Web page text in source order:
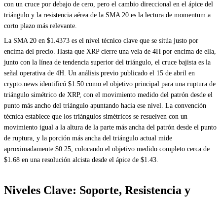
con un cruce por debajo de cero, pero el cambio direccional en el ápice del
triángulo y la resistencia aérea de la SMA 20 es la lectura de momentum a
corto plazo más relevante.
La SMA 20 en $1.4373 es el nivel técnico clave que se sitúa justo por
encima del precio. Hasta que XRP cierre una vela de 4H por encima de ella,
junto con la línea de tendencia superior del triángulo, el cruce bajista es la
señal operativa de 4H. Un análisis previo publicado el 15 de abril en
crypto.news identificó $1.50 como el objetivo principal para una ruptura de
triángulo simétrico de XRP, con el movimiento medido del patrón desde el
punto más ancho del triángulo apuntando hacia ese nivel. La convención
técnica establece que los triángulos simétricos se resuelven con un
movimiento igual a la altura de la parte más ancha del patrón desde el punto
de ruptura, y la porción más ancha del triángulo actual mide
aproximadamente $0.25, colocando el objetivo medido completo cerca de
$1.68 en una resolución alcista desde el ápice de $1.43.
Niveles Clave: Soporte, Resistencia y